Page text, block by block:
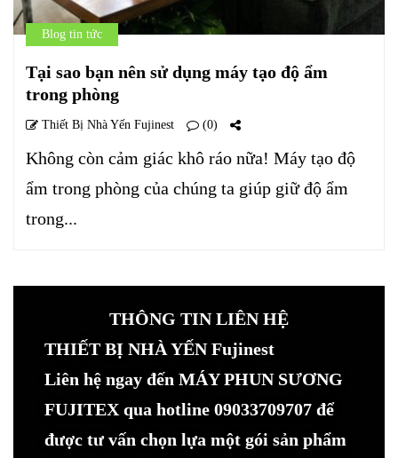
Blog tin tức
Tại sao bạn nên sử dụng máy tạo độ ẩm
trong phòng
Thiết Bị Nhà Yến Fujinest (0)
Không còn cảm giác khô ráo nữa! Máy tạo độ
ẩm trong phòng của chúng ta giúp giữ độ ẩm
trong...
THÔNG TIN LIÊN HỆ
THIẾT BỊ NHÀ YẾN Fujinest
Liên hệ ngay đến MÁY PHUN SƯƠNG
FUJITEX qua hotline 09033709707 để
được tư vấn chọn lựa một gói sản phẩm